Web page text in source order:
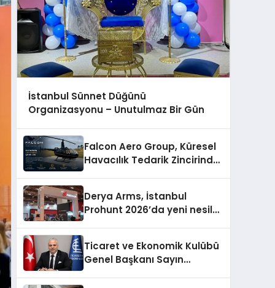
İstanbul Sünnet Düğünü
Organizasyonu – Unutulmaz Bir Gün
Falcon Aero Group, Küresel
Havacılık Tedarik Zincirinde
Derya Arms, İstanbul
Prohunt 2026’da yeni nesil
Ticaret ve Ekonomik Kulübü
Genel Başkanı Sayın